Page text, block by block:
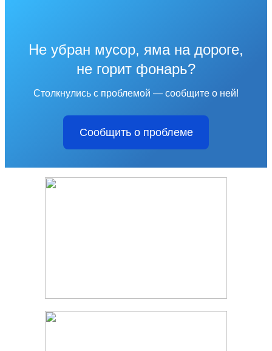
Не убран мусор, яма на дороге,
не горит фонарь?
Столкнулись с проблемой — сообщите о ней!
Сообщить о проблеме